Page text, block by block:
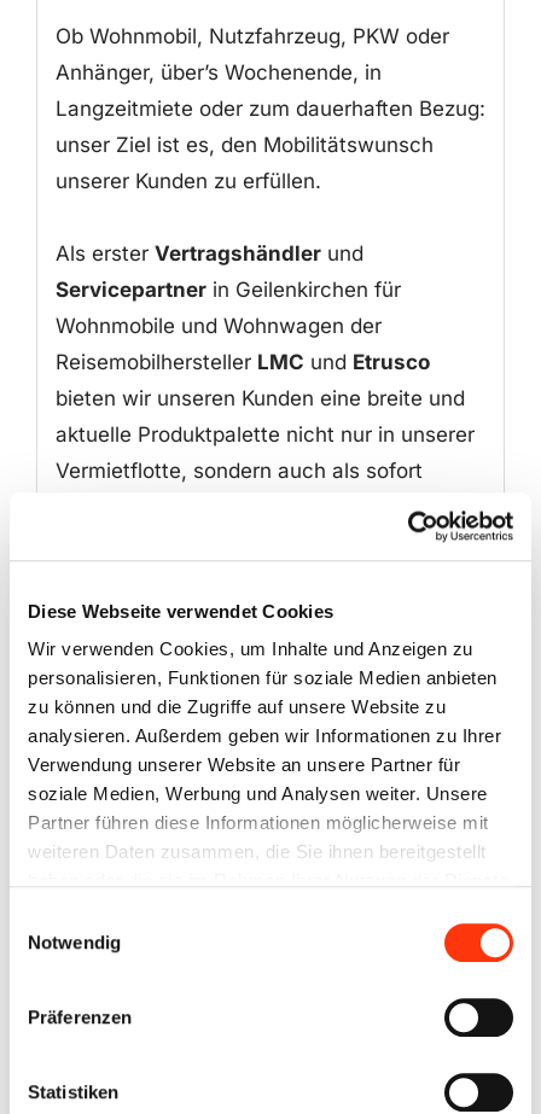
Diese Webseite verwendet Cookies
Wir verwenden Cookies, um Inhalte und Anzeigen zu
personalisieren, Funktionen für soziale Medien anbieten
zu können und die Zugriffe auf unsere Website zu
analysieren. Außerdem geben wir Informationen zu Ihrer
Verwendung unserer Website an unsere Partner für
soziale Medien, Werbung und Analysen weiter. Unsere
Partner führen diese Informationen möglicherweise mit
weiteren Daten zusammen, die Sie ihnen bereitgestellt
Cookies, wenn Sie unsere Webseite weiterhin nutzen.
Notwendig
Präferenzen
Statistiken
Ob Wohnmobil, Nutzfahrzeug, PKW oder
Anhänger, über’s Wochenende, in
Langzeitmiete oder zum dauerhaften Bezug:
unser Ziel ist es, den Mobilitätswunsch
unserer Kunden zu erfüllen.
Als erster Vertragshändler und
Servicepartner in Geilenkirchen für
Wohnmobile und Wohnwagen der
Reisemobilhersteller LMC und Etrusco
bieten wir unseren Kunden eine breite und
aktuelle Produktpalette nicht nur in unserer
Vermietflotte, sondern auch als sofort
verfügbare Neu- und Gebrauchtfahrzeuge.
Als Vertriebs- und Servicepartner der Marke
Finanzierung / Leasing
Fragen Sie nach unseren Finanzierungs- /
Leasingangeboten. Gerne nehmen wir
Ihren Gebrauchten in Zahlung.
19,00% MwSt.